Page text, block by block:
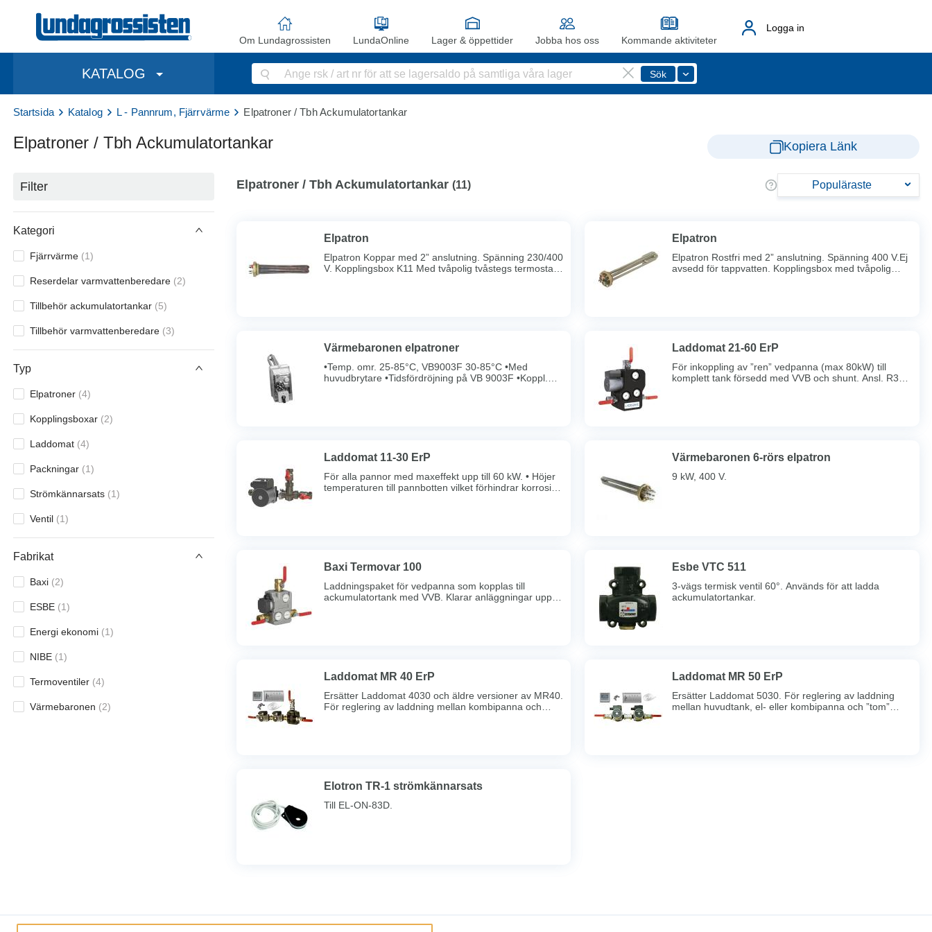
Om Lundagrossisten LundaOnline Lager & öppettider Jobba hos oss Kommande aktiviteter
Logga in
KATALOG
Startsida Katalog L - Pannrum, Fjärrvärme Elpatroner / Tbh Ackumulatortankar
Elpatroner / Tbh Ackumulatortankar Kopiera Länk
Filter
Kategori
Fjärrvärme (1)
Reserdelar varmvattenberedare (2)
Tillbehör ackumulatortankar (5)
Tillbehör varmvattenberedare (3)
Typ
Elpatroner (4)
Kopplingsboxar (2)
Laddomat (4)
Packningar (1)
Strömkännarsats (1)
Ventil (1)
Fabrikat
Baxi (2)
ESBE (1)
Energi ekonomi (1)
NIBE (1)
Termoventiler (4)
Värmebaronen (2)
Elpatroner / Tbh Ackumulatortankar (11) Populäraste
Elpatron
Elpatron Koppar med 2” anslutning. Spänning 230/400
V. Kopplingsbox K11 Med tvåpolig tvåstegs termostat
Elpatron
Elpatron Rostfri med 2” anslutning. Spänning 400 V.Ej
avsedd för tappvatten. Kopplingsbox med tvåpolig
Värmebaronen elpatroner
•Temp. omr. 25-85°C, VB9003F 30-85°C •Med
huvudbrytare •Tidsfördröjning på VB 9003F •Koppl.
Laddomat 21-60 ErP
För inkoppling av ”ren” vedpanna (max 80kW) till
komplett tank försedd med VVB och shunt. Ansl. R32
Laddomat 11-30 ErP
För alla pannor med maxeffekt upp till 60 kW. • Höjer
temperaturen till pannbotten vilket förhindrar korrosion
Värmebaronen 6-rörs elpatron
9 kW, 400 V.
Baxi Termovar 100
Laddningspaket för vedpanna som kopplas till
ackumulatortank med VVB. Klarar anläggningar upp till
Esbe VTC 511
3-vägs termisk ventil 60°. Används för att ladda
ackumulatortankar.
Laddomat MR 40 ErP
Ersätter Laddomat 4030 och äldre versioner av MR40.
För reglering av laddning mellan kombipanna och
sker med låg hastighet så att skiktning uppstår och all
Laddomat MR 50 ErP
Ersätter Laddomat 5030. För reglering av laddning
mellan huvudtank, el- eller kombipanna och ”tom”
Elotron TR-1 strömkännarsats
Till EL-ON-83D.